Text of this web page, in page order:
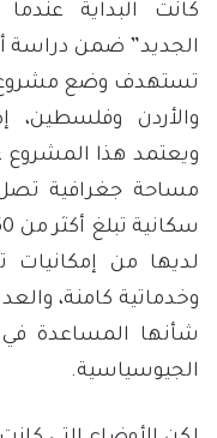
كانت البداية
تستهدف وضع مشروع
والأردن وفلسطين،
ويعتمد هذا المشروع
لديها من إمكانيات
وخدماتية كامنة،
شأنها المساعدة في
الجيوسياسية.